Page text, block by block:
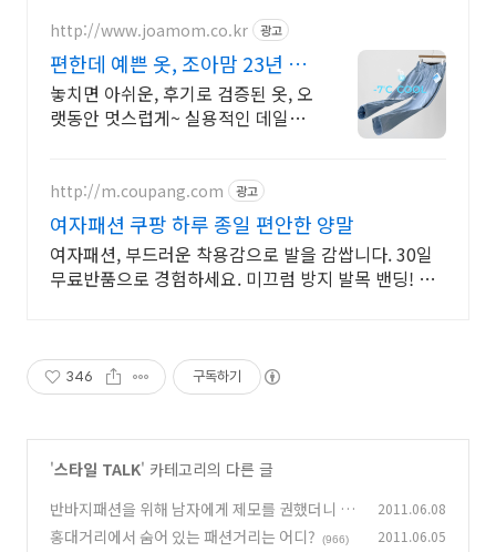
http://www.joamom.co.kr 광고
편한데 예쁜 옷, 조아맘 23년 노
하우 자체제작 맛집
놓치면 아쉬운, 후기로 검증된 옷, 오
랫동안 멋스럽게~ 실용적인 데일리
http://m.coupang.com 광고
여자패션 쿠팡 하루 종일 편안한 양말
여자패션, 부드러운 착용감으로 발을 감쌉니다. 30일
무료반품으로 경험하세요. 미끄럼 방지 발목 밴딩! 양
346 구독하기
'스타일 TALK' 카테고리의 다른 글
반바지패션을 위해 남자에게 제모를 권했더니
(1
001)
2011.06.08
홍대거리에서 숨어 있는 패션거리는 어디? (966) 2011.06.05